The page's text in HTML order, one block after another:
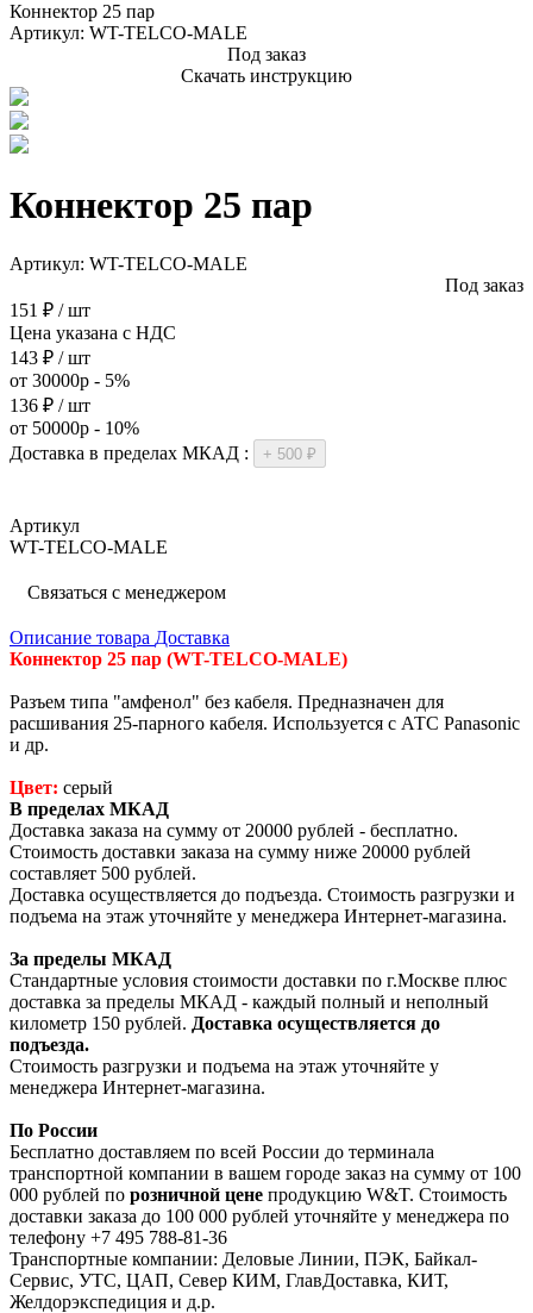
Коннектор 25 пар
Артикул: WT-TELCO-MALE
Под заказ
Скачать инструкцию
Коннектор 25 пар
Артикул: WT-TELCO-MALE
Под заказ
151 ₽ / шт
Цена указана с НДС
143 ₽ / шт
от 30000р - 5%
136 ₽ / шт
от 50000р - 10%
Доставка в пределах МКАД :
+ 500 ₽
Артикул
WT-TELCO-MALE
Связаться с менеджером
Описание товара Доставка
Коннектор 25 пар (WT-TELCO-MALE)
Разъем типа "амфенол" без кабеля. Предназначен для
расшивания 25-парного кабеля. Используется с АТС Panasonic
и др.
Цвет: серый
В пределах МКАД
Доставка заказа на сумму от 20000 рублей - бесплатно.
Стоимость доставки заказа на сумму ниже 20000 рублей
составляет 500 рублей.
Доставка осуществляется до подъезда. Стоимость разгрузки и
подъема на этаж уточняйте у менеджера Интернет-магазина.
За пределы МКАД
Стандартные условия стоимости доставки по г.Москве плюс
доставка за пределы МКАД - каждый полный и неполный
километр 150 рублей. Доставка осуществляется до
подъезда.
Стоимость разгрузки и подъема на этаж уточняйте у
менеджера Интернет-магазина.
По России
Бесплатно доставляем по всей России до терминала
транспортной компании в вашем городе заказ на сумму от 100
000 рублей по розничной цене продукцию W&T. Стоимость
доставки заказа до 100 000 рублей уточняйте у менеджера по
телефону +7 495 788-81-36
Транспортные компании: Деловые Линии, ПЭК, Байкал-
Сервис, УТС, ЦАП, Север КИМ, ГлавДоставка, КИТ,
Желдорэкспедиция и д.р.